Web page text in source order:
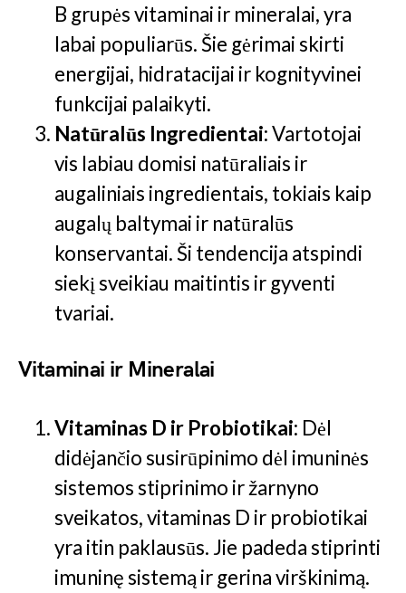
B grupės vitaminai ir mineralai, yra
labai populiarūs. Šie gėrimai skirti
energijai, hidratacijai ir kognityvinei
funkcijai palaikyti​.
Natūralūs Ingredientai: Vartotojai
vis labiau domisi natūraliais ir
augaliniais ingredientais, tokiais kaip
augalų baltymai ir natūralūs
konservantai. Ši tendencija atspindi
siekį sveikiau maitintis ir gyventi
tvariai​.
Vitaminai ir Mineralai
Vitaminas D ir Probiotikai: Dėl
didėjančio susirūpinimo dėl imuninės
sistemos stiprinimo ir žarnyno
sveikatos, vitaminas D ir probiotikai
yra itin paklausūs. Jie padeda stiprinti
imuninę sistemą ir gerina virškinimą.